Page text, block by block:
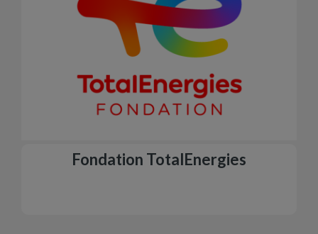
Fondation TotalEnergies